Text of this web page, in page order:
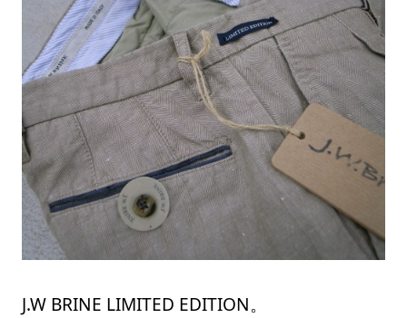
J.W BRINE LIMITED EDITION。